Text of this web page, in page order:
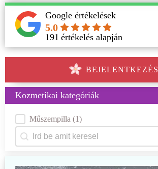
Kozmetikai kategóriák
Kategóriák
Műszempilla (1)
Keresés
Search content
BEJELENTKEZÉS
Google értékelések
5.0
191 értékelés alapján